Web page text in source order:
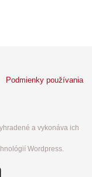
Podmienky používania
a vykonáva ich
Wordpress.